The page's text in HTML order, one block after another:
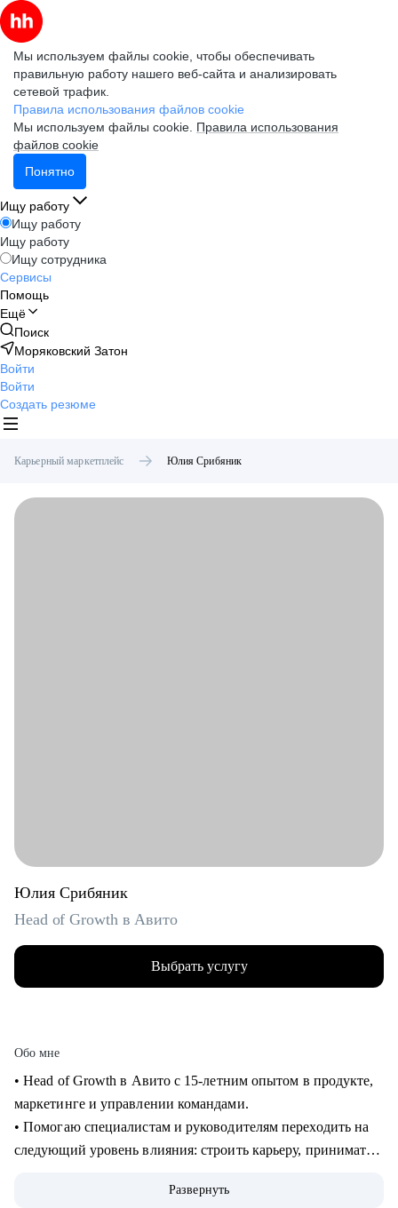
Мы используем файлы cookie, чтобы обеспечивать
правильную работу нашего веб-сайта и анализировать
сетевой трафик.
Правила использования файлов cookie
Мы используем файлы cookie. Правила использования
файлов cookie
Понятно
Ищу работу
Ищу работу
Ищу работу
Ищу сотрудника
Сервисы
Помощь
Ещё
Поиск
Моряковский Затон
Войти
Войти
Создать резюме
Карьерный маркетплейс Юлия Срибяник
Юлия Срибяник
Head of Growth в Авито
Выбрать услугу
Обо мне
• Head of Growth в Авито с 15-летним опытом в продукте,
маркетинге и управлении командами.
• Помогаю специалистам и руководителям переходить на
следующий уровень влияния: строить карьеру, принимать
Развернуть